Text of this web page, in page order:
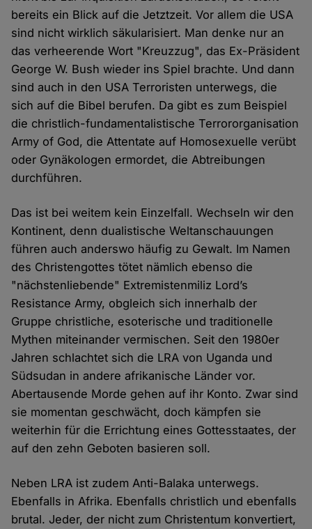
bereits ein Blick auf die Jetztzeit. Vor allem die USA
sind nicht wirklich säkularisiert. Man denke nur an
das verheerende Wort "Kreuzzug", das Ex-Präsident
George W. Bush wieder ins Spiel brachte. Und dann
sind auch in den USA Terroristen unterwegs, die
sich auf die Bibel berufen. Da gibt es zum Beispiel
die christlich-fundamentalistische Terrororganisation
Army of God, die Attentate auf Homosexuelle verübt
oder Gynäkologen ermordet, die Abtreibungen
durchführen.
Das ist bei weitem kein Einzelfall. Wechseln wir den
Kontinent, denn dualistische Weltanschauungen
führen auch anderswo häufig zu Gewalt. Im Namen
des Christengottes tötet nämlich ebenso die
"nächstenliebende" Extremistenmiliz Lord’s
Resistance Army, obgleich sich innerhalb der
Gruppe christliche, esoterische und traditionelle
Mythen miteinander vermischen. Seit den 1980er
Jahren schlachtet sich die LRA von Uganda und
Südsudan in andere afrikanische Länder vor.
Abertausende Morde gehen auf ihr Konto. Zwar sind
sie momentan geschwächt, doch kämpfen sie
weiterhin für die Errichtung eines Gottesstaates, der
auf den zehn Geboten basieren soll.
Neben LRA ist zudem Anti-Balaka unterwegs.
Ebenfalls in Afrika. Ebenfalls christlich und ebenfalls
brutal. Jeder, der nicht zum Christentum konvertiert,